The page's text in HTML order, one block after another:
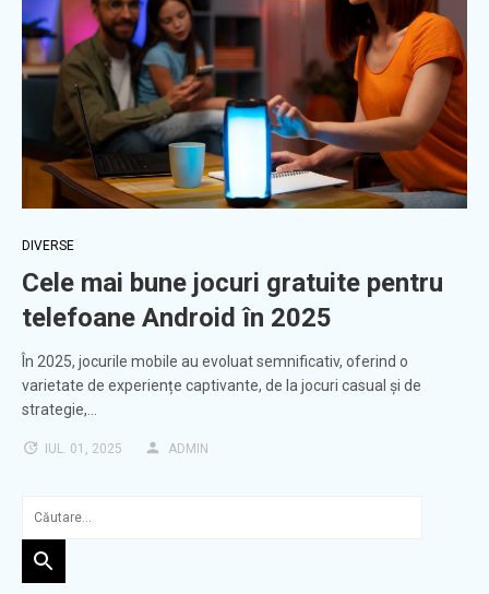
DIVERSE
Cele mai bune jocuri gratuite pentru
telefoane Android în 2025
În 2025, jocurile mobile au evoluat semnificativ, oferind o
varietate de experiențe captivante, de la jocuri casual și de
strategie,…
IUL. 01, 2025 ADMIN